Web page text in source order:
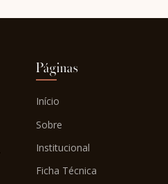
Páginas
Início
Sobre
Institucional
Ficha Técnica